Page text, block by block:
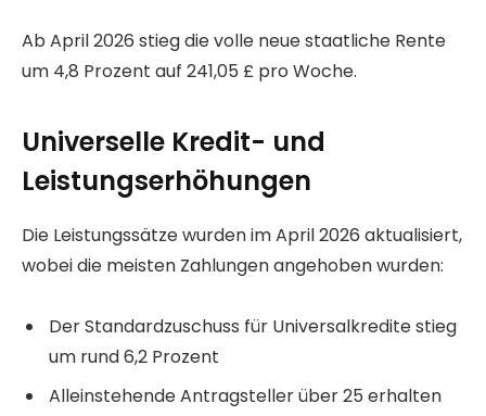
Ab April 2026 stieg die volle neue staatliche Rente
um 4,8 Prozent auf 241,05 £ pro Woche.
Universelle Kredit- und
Leistungserhöhungen
Die Leistungssätze wurden im April 2026 aktualisiert,
wobei die meisten Zahlungen angehoben wurden:
Der Standardzuschuss für Universalkredite stieg
um rund 6,2 Prozent
Alleinstehende Antragsteller über 25 erhalten